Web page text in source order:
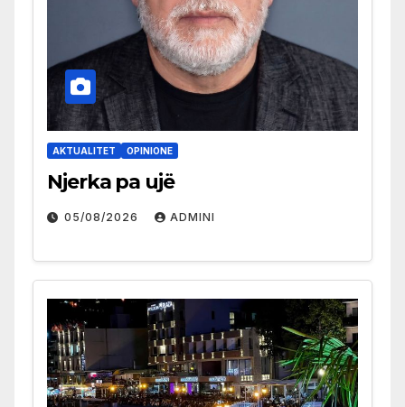
AKTUALITET OPINIONE
Njerka pa ujë
05/08/2026 ADMINI